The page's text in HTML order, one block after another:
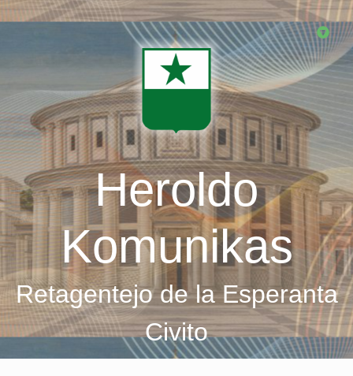
Skip
Heroldo
Komunikas
Retagentejo de la Esperanta
Civito